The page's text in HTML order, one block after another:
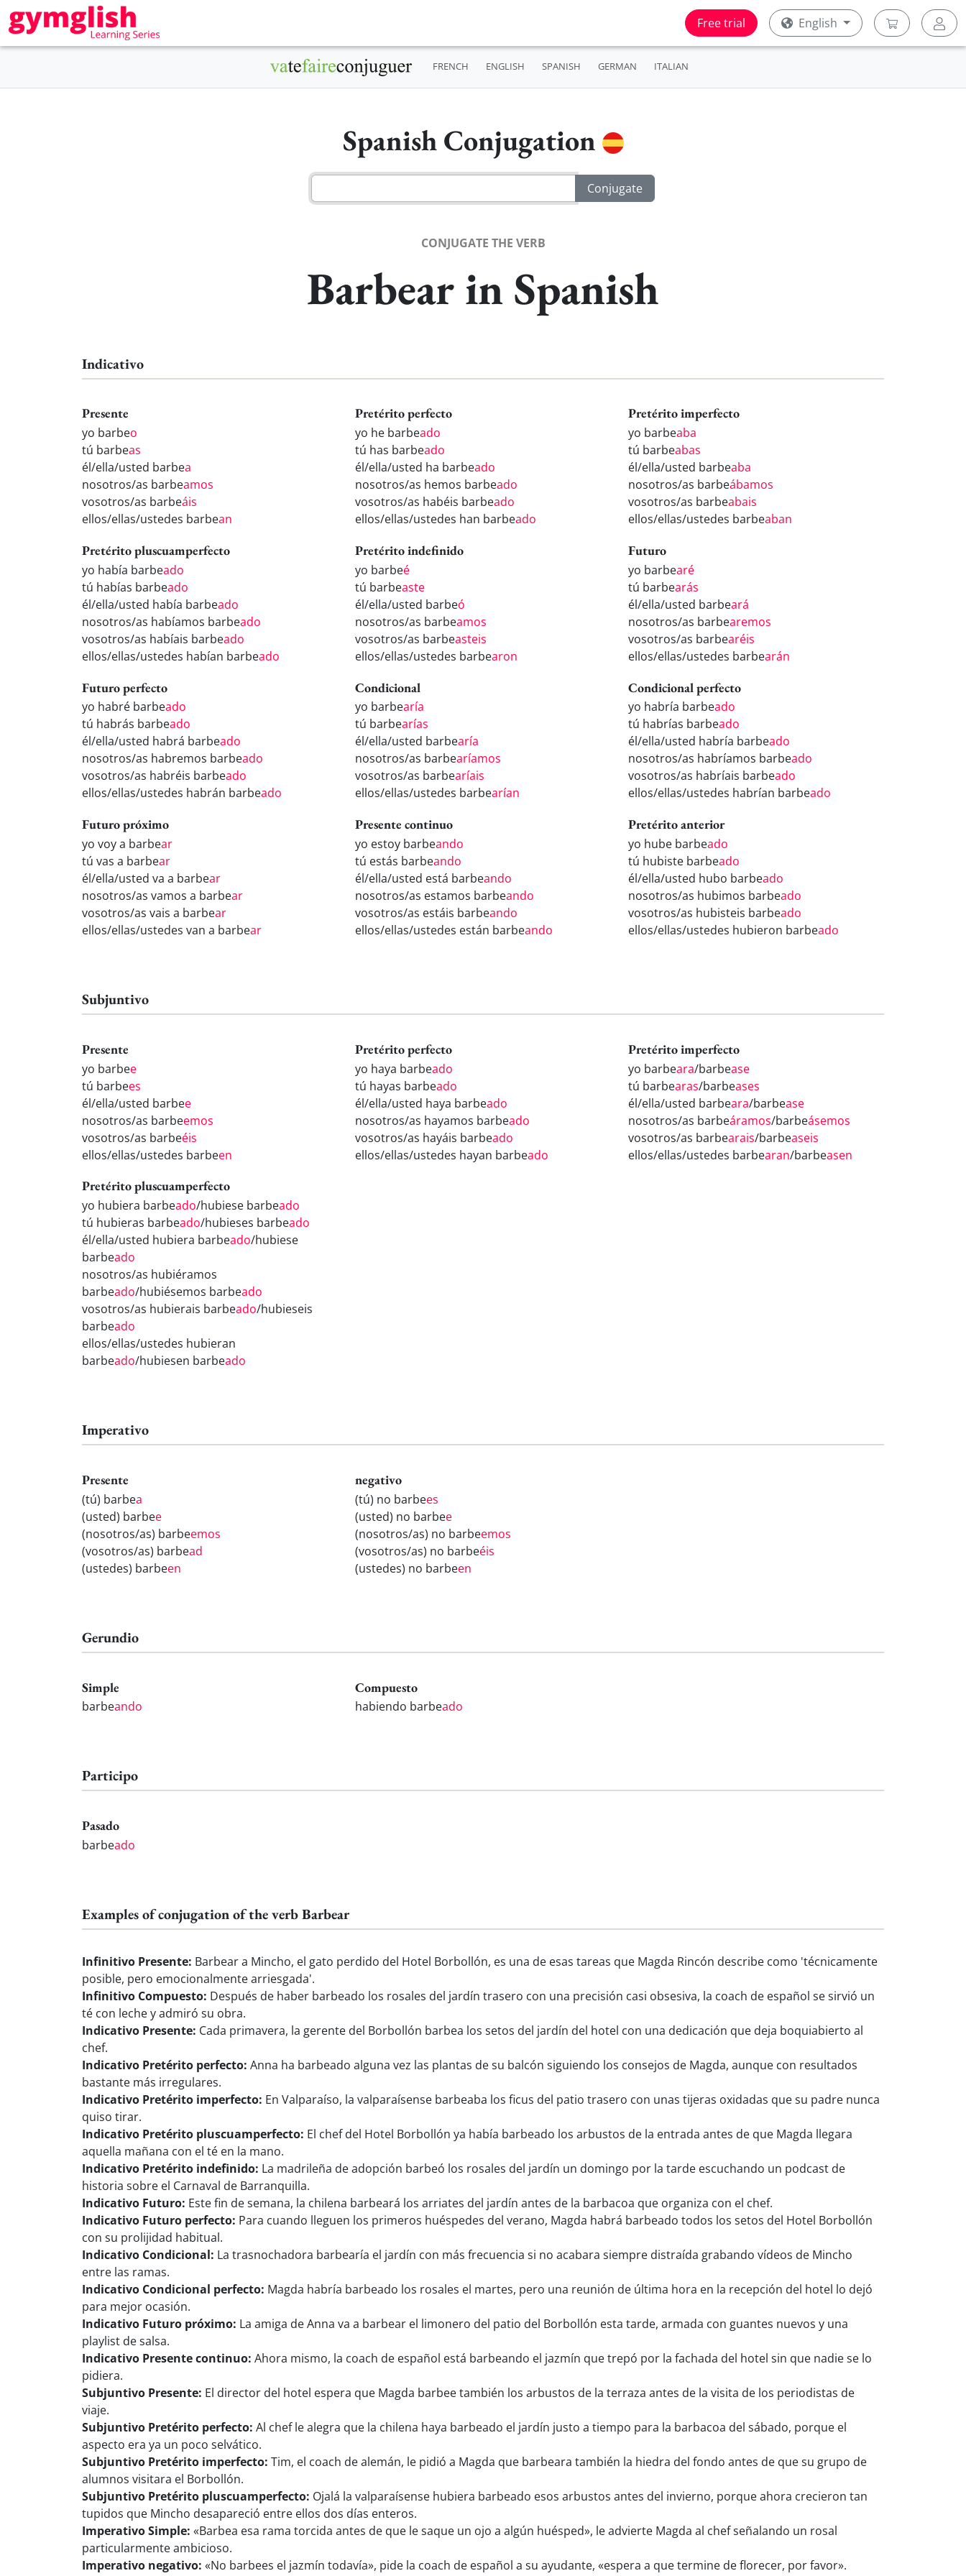
Free trial English
FRENCH ENGLISH SPANISH GERMAN ITALIAN
Spanish Conjugation
CONJUGATE THE VERB
Barbear in Spanish
Indicativo
Presente
yo barbeo
tú barbeas
él/ella/usted barbea
nosotros/as barbeamos
vosotros/as barbeáis
ellos/ellas/ustedes barbean
Pretérito perfecto
yo he barbeado
tú has barbeado
él/ella/usted ha barbeado
nosotros/as hemos barbeado
vosotros/as habéis barbeado
ellos/ellas/ustedes han barbeado
Pretérito imperfecto
yo barbeaba
tú barbeabas
él/ella/usted barbeaba
nosotros/as barbeábamos
vosotros/as barbeabais
ellos/ellas/ustedes barbeaban
Pretérito pluscuamperfecto
yo había barbeado
tú habías barbeado
él/ella/usted había barbeado
nosotros/as habíamos barbeado
vosotros/as habíais barbeado
ellos/ellas/ustedes habían barbeado
Pretérito indefinido
yo barbeé
tú barbeaste
él/ella/usted barbeó
nosotros/as barbeamos
vosotros/as barbeasteis
ellos/ellas/ustedes barbearon
Futuro
yo barbearé
tú barbearás
él/ella/usted barbeará
nosotros/as barbearemos
vosotros/as barbearéis
ellos/ellas/ustedes barbearán
Futuro perfecto
yo habré barbeado
tú habrás barbeado
él/ella/usted habrá barbeado
nosotros/as habremos barbeado
vosotros/as habréis barbeado
ellos/ellas/ustedes habrán barbeado
Condicional
yo barbearía
tú barbearías
él/ella/usted barbearía
nosotros/as barbearíamos
vosotros/as barbearíais
ellos/ellas/ustedes barbearían
Condicional perfecto
yo habría barbeado
tú habrías barbeado
él/ella/usted habría barbeado
nosotros/as habríamos barbeado
vosotros/as habríais barbeado
ellos/ellas/ustedes habrían barbeado
Futuro próximo
yo voy a barbear
tú vas a barbear
él/ella/usted va a barbear
nosotros/as vamos a barbear
vosotros/as vais a barbear
ellos/ellas/ustedes van a barbear
Presente continuo
yo estoy barbeando
tú estás barbeando
él/ella/usted está barbeando
nosotros/as estamos barbeando
vosotros/as estáis barbeando
ellos/ellas/ustedes están barbeando
Pretérito anterior
yo hube barbeado
tú hubiste barbeado
él/ella/usted hubo barbeado
nosotros/as hubimos barbeado
vosotros/as hubisteis barbeado
ellos/ellas/ustedes hubieron barbeado
Subjuntivo
Presente
yo barbee
tú barbees
él/ella/usted barbee
nosotros/as barbeemos
vosotros/as barbeéis
ellos/ellas/ustedes barbeen
Pretérito perfecto
yo haya barbeado
tú hayas barbeado
él/ella/usted haya barbeado
nosotros/as hayamos barbeado
vosotros/as hayáis barbeado
ellos/ellas/ustedes hayan barbeado
Pretérito imperfecto
yo barbeara/barbease
tú barbearas/barbeases
él/ella/usted barbeara/barbease
nosotros/as barbeáramos/barbeásemos
vosotros/as barbearais/barbeaseis
ellos/ellas/ustedes barbearan/barbeasen
Pretérito pluscuamperfecto
yo hubiera barbeado/hubiese barbeado
tú hubieras barbeado/hubieses barbeado
él/ella/usted hubiera barbeado/hubiese
barbeado
nosotros/as hubiéramos
barbeado/hubiésemos barbeado
vosotros/as hubierais barbeado/hubieseis
barbeado
ellos/ellas/ustedes hubieran
barbeado/hubiesen barbeado
Imperativo
Presente
(tú) barbea
(usted) barbee
(nosotros/as) barbeemos
(vosotros/as) barbead
(ustedes) barbeen
negativo
(tú) no barbees
(usted) no barbee
(nosotros/as) no barbeemos
(vosotros/as) no barbeéis
(ustedes) no barbeen
Gerundio
Simple
barbeando
Compuesto
habiendo barbeado
Participo
Pasado
barbeado
Examples of conjugation of the verb Barbear
Infinitivo Presente: Barbear a Mincho, el gato perdido del Hotel Borbollón, es una de esas tareas que Magda Rincón describe como 'técnicamente
posible, pero emocionalmente arriesgada'.
Infinitivo Compuesto: Después de haber barbeado los rosales del jardín trasero con una precisión casi obsesiva, la coach de español se sirvió un
té con leche y admiró su obra.
Indicativo Presente: Cada primavera, la gerente del Borbollón barbea los setos del jardín del hotel con una dedicación que deja boquiabierto al
chef.
Indicativo Pretérito perfecto: Anna ha barbeado alguna vez las plantas de su balcón siguiendo los consejos de Magda, aunque con resultados
bastante más irregulares.
Indicativo Pretérito imperfecto: En Valparaíso, la valparaísense barbeaba los ficus del patio trasero con unas tijeras oxidadas que su padre nunca
quiso tirar.
Indicativo Pretérito pluscuamperfecto: El chef del Hotel Borbollón ya había barbeado los arbustos de la entrada antes de que Magda llegara
aquella mañana con el té en la mano.
Indicativo Pretérito indefinido: La madrileña de adopción barbeó los rosales del jardín un domingo por la tarde escuchando un podcast de
historia sobre el Carnaval de Barranquilla.
Indicativo Futuro: Este fin de semana, la chilena barbeará los arriates del jardín antes de la barbacoa que organiza con el chef.
Indicativo Futuro perfecto: Para cuando lleguen los primeros huéspedes del verano, Magda habrá barbeado todos los setos del Hotel Borbollón
con su prolijidad habitual.
Indicativo Condicional: La trasnochadora barbearía el jardín con más frecuencia si no acabara siempre distraída grabando vídeos de Mincho
entre las ramas.
Indicativo Condicional perfecto: Magda habría barbeado los rosales el martes, pero una reunión de última hora en la recepción del hotel lo dejó
para mejor ocasión.
Indicativo Futuro próximo: La amiga de Anna va a barbear el limonero del patio del Borbollón esta tarde, armada con guantes nuevos y una
playlist de salsa.
Indicativo Presente continuo: Ahora mismo, la coach de español está barbeando el jazmín que trepó por la fachada del hotel sin que nadie se lo
pidiera.
Subjuntivo Presente: El director del hotel espera que Magda barbee también los arbustos de la terraza antes de la visita de los periodistas de
viaje.
Subjuntivo Pretérito perfecto: Al chef le alegra que la chilena haya barbeado el jardín justo a tiempo para la barbacoa del sábado, porque el
aspecto era ya un poco selvático.
Subjuntivo Pretérito imperfecto: Tim, el coach de alemán, le pidió a Magda que barbeara también la hiedra del fondo antes de que su grupo de
alumnos visitara el Borbollón.
Subjuntivo Pretérito pluscuamperfecto: Ojalá la valparaísense hubiera barbeado esos arbustos antes del invierno, porque ahora crecieron tan
tupidos que Mincho desapareció entre ellos dos días enteros.
Imperativo Simple: «Barbea esa rama torcida antes de que le saque un ojo a algún huésped», le advierte Magda al chef señalando un rosal
particularmente ambicioso.
Imperativo negativo: «No barbees el jazmín todavía», pide la coach de español a su ayudante, «espera a que termine de florecer, por favor».